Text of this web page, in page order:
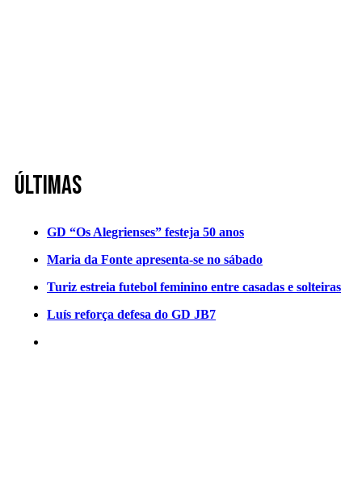
Últimas
GD “Os Alegrienses” festeja 50 anos
Maria da Fonte apresenta-se no sábado
Turiz estreia futebol feminino entre casadas e solteiras
Luís reforça defesa do GD JB7